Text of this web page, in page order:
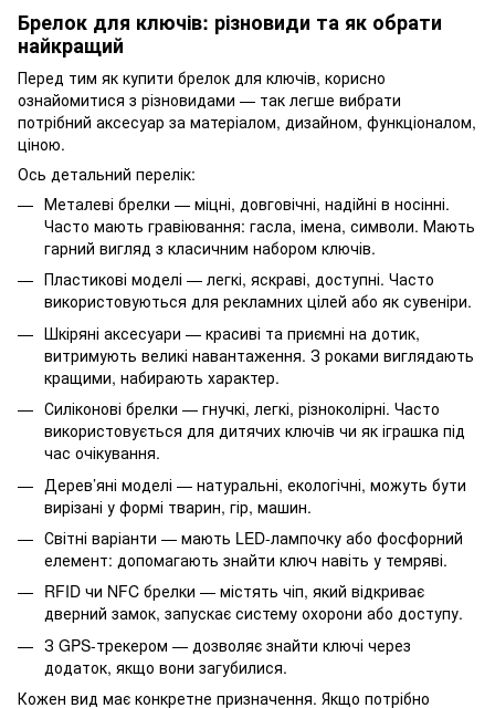
Брелок для ключів: різновиди та як обрати
найкращий
Перед тим як купити брелок для ключів, корисно
ознайомитися з різновидами — так легше вибрати
потрібний аксесуар за матеріалом, дизайном, функціоналом,
ціною.
Ось детальний перелік:
Металеві брелки — міцні, довговічні, надійні в носінні.
Часто мають гравіювання: гасла, імена, символи. Мають
гарний вигляд з класичним набором ключів.
Пластикові моделі — легкі, яскраві, доступні. Часто
використовуються для рекламних цілей або як сувеніри.
Шкіряні аксесуари — красиві та приємні на дотик,
витримують великі навантаження. З роками виглядають
кращими, набирають характер.
Силіконові брелки — гнучкі, легкі, різноколірні. Часто
використовується для дитячих ключів чи як іграшка під
час очікування.
Дерев’яні моделі — натуральні, екологічні, можуть бути
вирізані у формі тварин, гір, машин.
Світні варіанти — мають LED-лампочку або фосфорний
елемент: допомагають знайти ключ навіть у темряві.
RFID чи NFC брелки — містять чіп, який відкриває
дверний замок, запускає систему охорони або доступу.
З GPS-трекером — дозволяє знайти ключі через
додаток, якщо вони загубилися.
Кожен вид має конкретне призначення. Якщо потрібно